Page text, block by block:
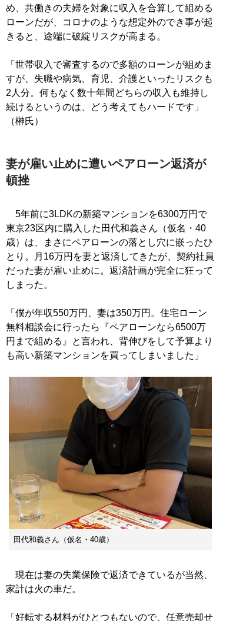
め、共働きの夫婦を対象に収入を合算して組める
ローンだが、コロナのような想定外のでき事が起
きると、途端に破綻リスクが高まる。
「世帯収入で審査するので多額のローンが組めま
すが、失職や病気、育児、介護といったリスクも
2人分。何もなく数十年間どちらの収入も維持し
続けるというのは、どう考えてもハードです」
（榊氏）
妻が雇い止めに遭いペアローン返済が
頓挫
5年前に3LDKの新築マンションを6300万円で
東京23区内に購入した田代和義さん（仮名・40
歳）は、まさにペアローンの落とし穴に嵌ったひ
とり。月16万円を妻と返済してきたが、契約社員
だった妻が雇い止めに。返済計画が完全に狂って
しまった。
「僕が年収550万円、妻は350万円。住宅ローン
無料相談会に行ったら『ペアローンなら6500万
円まで組める』と言われ、背伸びをして予算より
も高い新築マンションを買ってしまいました」
田代和義さん（仮名・40歳）
現在は妻の失業保険で返済できているが当然、
家計は火の車だ。
「好転する材料がひとつもないので、任意売却せ